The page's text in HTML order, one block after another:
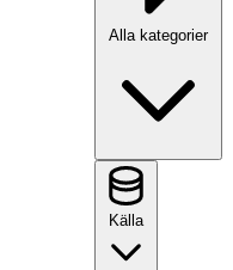
Alla kategorier
Källa